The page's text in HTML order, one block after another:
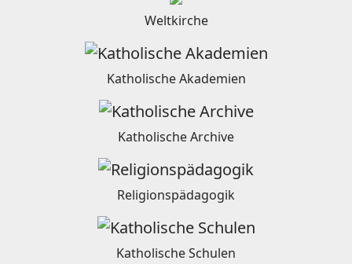
Weltkirche
Katholische Akademien
Katholische Archive
Religionspädagogik
Katholische Schulen